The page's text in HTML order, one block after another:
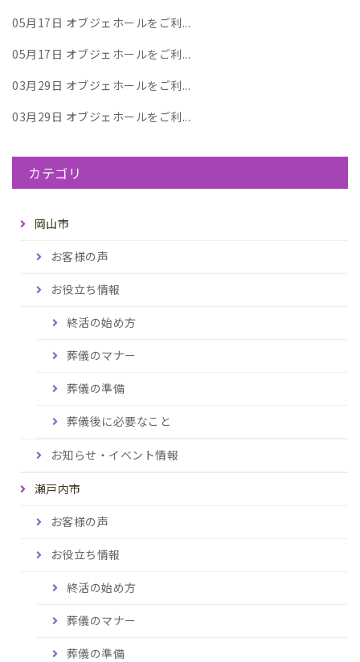
05月17日 オブジェホールをご利...
05月17日 オブジェホールをご利...
03月29日 オブジェホールをご利...
03月29日 オブジェホールをご利...
カテゴリ
岡山市
お客様の声
お役立ち情報
終活の始め方
葬儀のマナー
葬儀の準備
葬儀後に必要なこと
お知らせ・イベント情報
瀬戸内市
お客様の声
お役立ち情報
終活の始め方
葬儀のマナー
葬儀の準備